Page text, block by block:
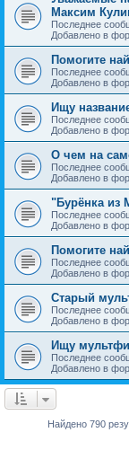
Максим
Последнее
Добавлено в
Помогите
Последнее
Добавлено в
Ищу
Последнее
Добавлено в
О чем на
Последнее
Добавлено в
"Бурёнка из
Последнее
Добавлено в
Помогите
Последнее
Добавлено в
Старый
Последнее
Добавлено в
Ищу
Последнее
Добавлено в
Найдено 790